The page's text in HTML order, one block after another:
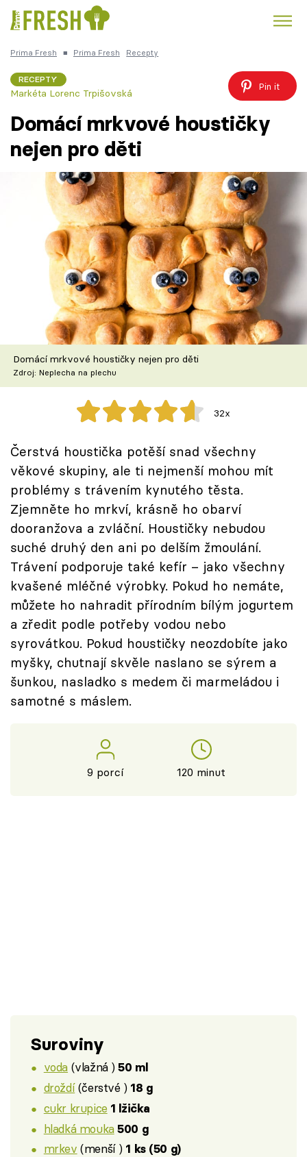
Česká kuchyně Čokoláda
Témata
Recepty
Články
TV Program
Škola vaření
Recepty z TV
Speciál: Cuketa
Těhotnej kuchař
Sledujte prima+
Přihlášení
Sledujte nás
Prima Fresh ■ Prima Fresh Recepty
RECEPTY
Markéta Lorenc Trpišovská
Pin it
Domácí mrkvové houstičky
nejen pro děti
Domácí mrkvové houstičky nejen pro děti
Zdroj: Neplecha na plechu
32x
Čerstvá houstička potěší snad všechny
věkové skupiny, ale ti nejmenší mohou mít
problémy s trávením kynutého těsta.
Zjemněte ho mrkví, krásně ho obarví
dooranžova a zvláční. Houstičky nebudou
suché druhý den ani po delším žmoulání.
Trávení podporuje také kefír – jako všechny
kvašené mléčné výrobky. Pokud ho nemáte,
můžete ho nahradit přírodním bílým jogurtem
a zředit podle potřeby vodou nebo
syrovátkou. Pokud houstičky neozdobíte jako
myšky, chutnají skvěle naslano se sýrem a
šunkou, nasladko s medem či marmeládou i
samotné s máslem.
9 porcí 120 minut
Suroviny
voda (vlažná )50 ml
droždí(čerstvé ) 18 g
cukr krupice 1 lžička
hladká mouka 500 g
mrkev (menší ) 1 ks (50 g)